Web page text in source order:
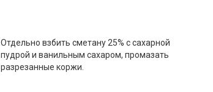
Отдельно взбить сметану 25% с сахарной
пудрой и ванильным сахаром, промазать
разрезанные коржи.